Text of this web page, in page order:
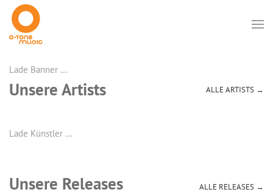
Lade Banner …
Unsere Artists ALLE ARTISTS →
Lade Künstler …
Unsere Releases ALLE RELEASES →